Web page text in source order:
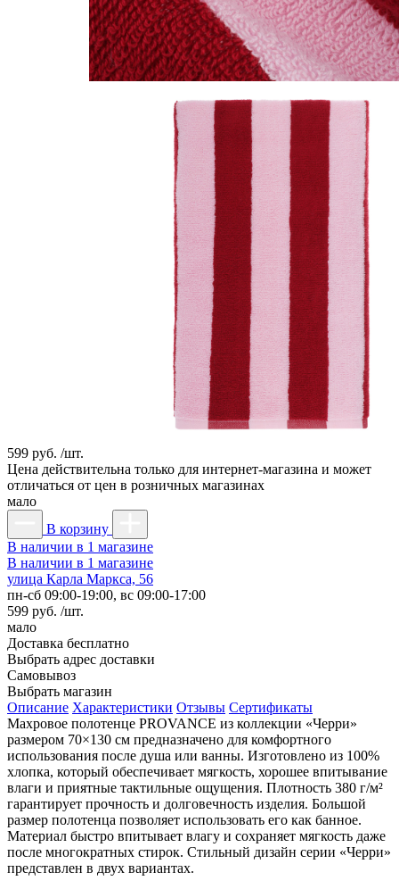
599 руб. /шт.
Цена действительна только для интернет-магазина и может
отличаться от цен в розничных магазинах
мало
В корзину
В наличии в 1 магазине
В наличии в 1 магазине
улица Карла Маркса, 56
пн-сб 09:00-19:00, вс 09:00-17:00
599 руб. /шт.
мало
Доставка бесплатно
Выбрать адрес доставки
Самовывоз
Выбрать магазин
Описание Характеристики Отзывы Сертификаты
Махровое полотенце PROVANCE из коллекции «Черри»
размером 70×130 см предназначено для комфортного
использования после душа или ванны. Изготовлено из 100%
хлопка, который обеспечивает мягкость, хорошее впитывание
влаги и приятные тактильные ощущения. Плотность 380 г/м²
гарантирует прочность и долговечность изделия. Большой
размер полотенца позволяет использовать его как банное.
Материал быстро впитывает влагу и сохраняет мягкость даже
после многократных стирок. Стильный дизайн серии «Черри»
представлен в двух вариантах.